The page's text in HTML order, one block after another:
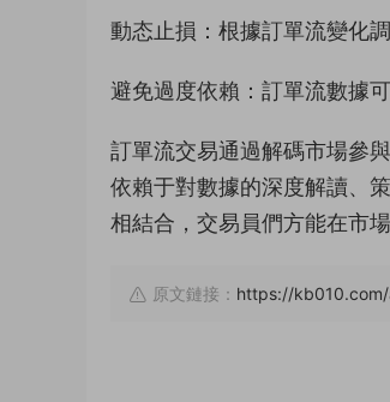
動态止損：根據訂單流變化
避免過度依賴：訂單流數據
訂單流交易通過解碼市場參
依賴于對數據的深度解讀、
相結合，交易員們方能在市場
原文鏈接： https://